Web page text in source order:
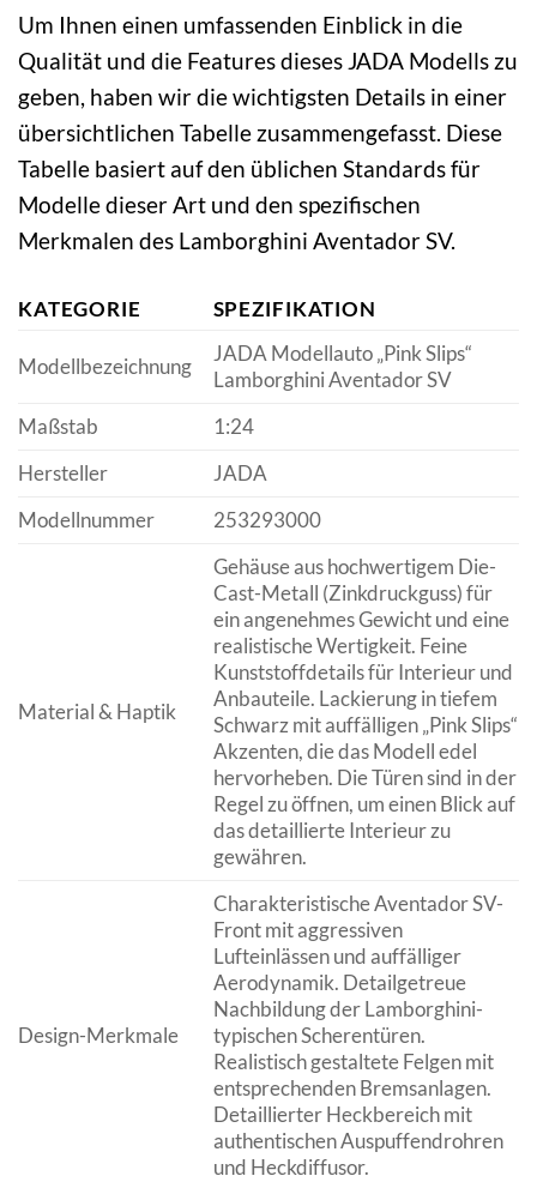
Um Ihnen einen umfassenden Einblick in die
Qualität und die Features dieses JADA Modells zu
geben, haben wir die wichtigsten Details in einer
übersichtlichen Tabelle zusammengefasst. Diese
Tabelle basiert auf den üblichen Standards für
Modelle dieser Art und den spezifischen
Merkmalen des Lamborghini Aventador SV.
KATEGORIE SPEZIFIKATION
Modellbezeichnung
JADA Modellauto „Pink Slips“
Lamborghini Aventador SV
Maßstab
1:24
Hersteller
JADA
Modellnummer
253293000
Material & Haptik
Gehäuse aus hochwertigem Die-
Cast-Metall (Zinkdruckguss) für
ein angenehmes Gewicht und eine
realistische Wertigkeit. Feine
Kunststoffdetails für Interieur und
Anbauteile. Lackierung in tiefem
Schwarz mit auffälligen „Pink Slips“
Akzenten, die das Modell edel
hervorheben. Die Türen sind in der
Regel zu öffnen, um einen Blick auf
das detaillierte Interieur zu
gewähren.
Design-Merkmale
Charakteristische Aventador SV-
Front mit aggressiven
Lufteinlässen und auffälliger
Aerodynamik. Detailgetreue
Nachbildung der Lamborghini-
typischen Scherentüren.
Realistisch gestaltete Felgen mit
entsprechenden Bremsanlagen.
Detaillierter Heckbereich mit
authentischen Auspuffendrohren
und Heckdiffusor.